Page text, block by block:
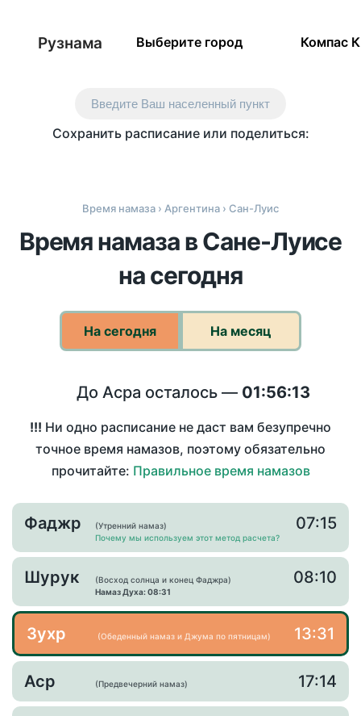
Рузнама Выберите город Компас
Введите Ваш населенный пункт
Сохранить расписание или поделиться:
Время намаза › Аргентина › Сан-Луис
Время намаза в Сане-Луисе
на сегодня
На сегодня На месяц
До Асра осталось — 01:56:13
!!! Ни одно расписание не даст вам безупречно
точное время намазов, поэтому обязательно
прочитайте: Правильное время намазов
Фаджр
(Утренний намаз)
Почему мы используем этот метод расчета?
07:15
Шурук
(Восход солнца и конец Фаджра)
Намаз Духа: 08:31
08:10
Зухр (Обеденный намаз и Джума по пятницам) 13:31
Аср (Предвечерний намаз) 17:14